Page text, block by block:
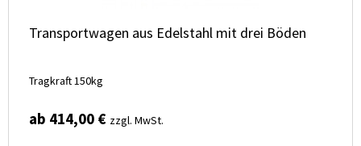
Transportwagen aus Edelstahl mit drei Böden
Tragkraft 150kg
ab 414,00 € zzgl. MwSt.